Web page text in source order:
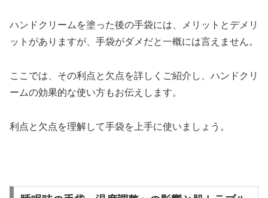
ハンドクリームを塗った後の手袋には、メリットとデメリ
ットがありますが、手袋がダメだと一概には言えません。
ここでは、その利点と欠点を詳しくご紹介し、ハンドクリ
ームの効果的な使い方もお伝えします。
利点と欠点を理解して手袋を上手に使いましょう。